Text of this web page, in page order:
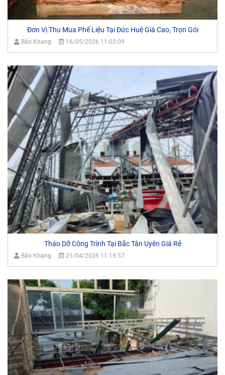
Đơn Vị Thu Mua Phế Liệu Tại Đức Huệ Giá Cao, Trọn Gói
Bảo Khang 16/05/2026 11:03:09
Tháo Dỡ Công Trình Tại Bắc Tân Uyên Giá Rẻ
Bảo Khang 21/04/2026 11:19:57